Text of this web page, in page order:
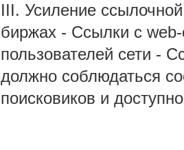
III. Усиление
биржах - Ссылки с
пользователей сети -
должно соблюдаться
поисковиков и